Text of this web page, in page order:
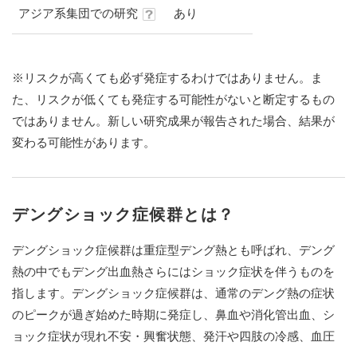
アジア系集団での研究 あり
※リスクが高くても必ず発症するわけではありません。ま
た、リスクが低くても発症する可能性がないと断定するもの
ではありません。新しい研究成果が報告された場合、結果が
変わる可能性があります。
デングショック症候群とは？
デングショック症候群は重症型デング熱とも呼ばれ、デング
熱の中でもデング出血熱さらにはショック症状を伴うものを
指します。デングショック症候群は、通常のデング熱の症状
のピークが過ぎ始めた時期に発症し、鼻血や消化管出血、シ
ョック症状が現れ不安・興奮状態、発汗や四肢の冷感、血圧